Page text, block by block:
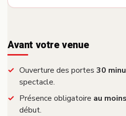
Avant votre venue
Ouverture des portes 30
spectacle.
Présence obligatoire au
début.